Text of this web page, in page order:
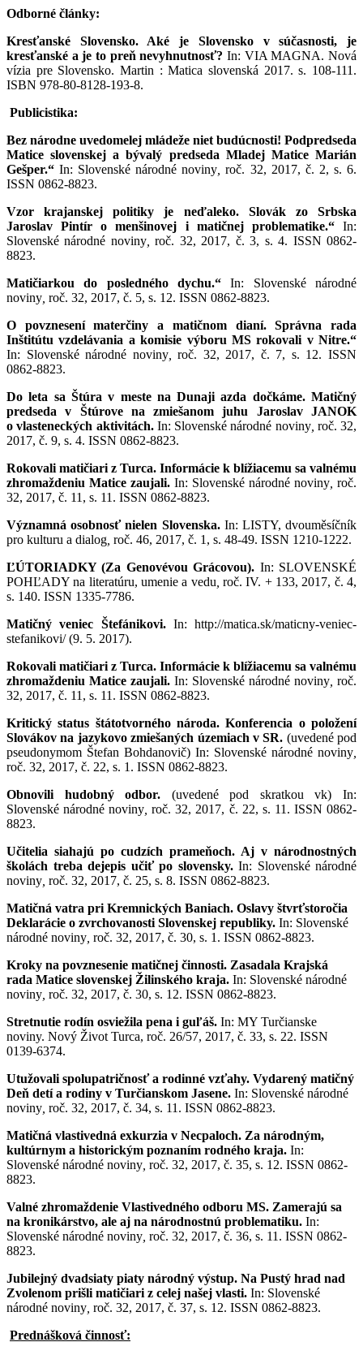
Odborné články:
Kresťanské Slovensko. Aké je Slovensko v súčasnosti, je
kresťanské a je to preň nevyhnutnosť? In: VIA MAGNA. Nová
vízia pre Slovensko. Martin : Matica slovenská 2017. s. 108-111.
ISBN 978-80-8128-193-8.
Publicistika:
Bez národne uvedomelej mládeže niet budúcnosti! Podpredseda
Matice slovenskej a bývalý predseda Mladej Matice Marián
Gešper.“In: Slovenské národné noviny, roč. 32, 2017, č. 2, s. 6.
ISSN 0862-8823.
Vzor krajanskej politiky je neďaleko. Slovák zo Srbska
Jaroslav Pintír o menšinovej i matičnej problematike.“ In:
Slovenské národné noviny, roč. 32, 2017, č. 3, s. 4. ISSN 0862-
8823.
Matičiarkou do posledného dychu.“In: Slovenské národné
noviny, roč. 32, 2017, č. 5, s. 12. ISSN 0862-8823.
O povznesení materčiny a matičnom dianí. Správna rada
Inštitútu vzdelávania a komisie výboru MS rokovali v Nitre.“
In: Slovenské národné noviny, roč. 32, 2017, č. 7, s. 12. ISSN
0862-8823.
Do leta sa Štúra v meste na Dunaji azda dočkáme. Matičný
predseda v Štúrove na zmiešanom juhu Jaroslav JANOK
o vlasteneckých aktivitách. In: Slovenské národné noviny, roč. 32,
2017, č. 9, s. 4. ISSN 0862-8823.
Rokovali matičiari z Turca. Informácie k blížiacemu sa valnému
zhromaždeniu Matice zaujali. In: Slovenské národné noviny, roč.
32, 2017, č. 11, s. 11. ISSN 0862-8823.
Významná osobnosť nielen Slovenska. In: LISTY, dvouměsíčník
pro kulturu a dialog, roč. 46, 2017, č. 1, s. 48-49. ISSN 1210-1222.
ĽÚTORIADKY (Za Genovévou Grácovou). In: SLOVENSKÉ
POHĽADY na literatúru, umenie a vedu, roč. IV. + 133, 2017, č. 4,
s. 140. ISSN 1335-7786.
Matičný veniec Štefánikovi. In: http://matica.sk/maticny-veniec-
stefanikovi/ (9. 5. 2017).
Rokovali matičiari z Turca. Informácie k blížiacemu sa valnému
zhromaždeniu Matice zaujali. In: Slovenské národné noviny, roč.
32, 2017, č. 11, s. 11. ISSN 0862-8823.
Kritický status štátotvorného národa. Konferencia o položení
Slovákov na jazykovo zmiešaných územiach v SR. (uvedené pod
pseudonymom Štefan Bohdanovič) In: Slovenské národné noviny,
roč. 32, 2017, č. 22, s. 1. ISSN 0862-8823.
Obnovili hudobný odbor. (uvedené pod skratkou vk) In:
Slovenské národné noviny, roč. 32, 2017, č. 22, s. 11. ISSN 0862-
8823.
Učitelia siahajú po cudzích prameňoch. Aj v národnostných
školách treba dejepis učiť po slovensky. In: Slovenské národné
noviny, roč. 32, 2017, č. 25, s. 8. ISSN 0862-8823.
Matičná vatra pri Kremnických Baniach. Oslavy štvrťstoročia
Deklarácie o zvrchovanosti Slovenskej republiky. In: Slovenské
národné noviny, roč. 32, 2017, č. 30, s. 1. ISSN 0862-8823.
Kroky na povznesenie matičnej činnosti. Zasadala Krajská
rada Matice slovenskej Žilinského kraja. In: Slovenské národné
noviny, roč. 32, 2017, č. 30, s. 12. ISSN 0862-8823.
Stretnutie rodín osviežila pena i guľáš. In: MY Turčianske
noviny. Nový Život Turca, roč. 26/57, 2017, č. 33, s. 22. ISSN
0139-6374.
Utužovali spolupatričnosť a rodinné vzťahy. Vydarený matičný
Deň detí a rodiny v Turčianskom Jasene. In: Slovenské národné
noviny, roč. 32, 2017, č. 34, s. 11. ISSN 0862-8823.
Matičná vlastivedná exkurzia v Necpaloch. Za národným,
kultúrnym a historickým poznaním rodného kraja. In:
Slovenské národné noviny, roč. 32, 2017, č. 35, s. 12. ISSN 0862-
8823.
Valné zhromaždenie Vlastivedného odboru MS. Zamerajú sa
na kronikárstvo, ale aj na národnostnú problematiku. In:
Slovenské národné noviny, roč. 32, 2017, č. 36, s. 11. ISSN 0862-
8823.
Jubilejný dvadsiaty piaty národný výstup. Na Pustý hrad nad
Zvolenom prišli matičiari z celej našej vlasti. In: Slovenské
národné noviny, roč. 32, 2017, č. 37, s. 12. ISSN 0862-8823.
Prednášková činnosť: